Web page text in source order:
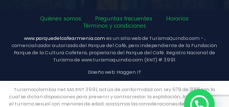
Quiénes somos Preguntas frecuentes
Horarios
Términos y condiciones
www.parquedelcafearmenia.com es un sitio web de TurismoQuindio.com - ,
comercializador autorizado del Parque del Café, pero independiente de la Fundación
Parque de la Cultura Cafetera, propietaria del Parque del Café. Registro Nacional de
Turismo de www.turismoquindio.com (RNT) # 3991.
Diseño web: Haggen IT
Turismocolombia.net SAS RNT 3991, actúa de conformidad con Ley 679 de 2001 con la
cual se dictan disposiciones para prevenir y contrarrestar la explotación, la pornografía y
el turismo sexual con menores de edad, acatamos las consideraciones de la Ley 1336/09,